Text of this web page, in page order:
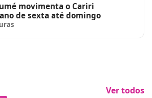
movimenta o Cariri
de sexta até domingo
Ver todos